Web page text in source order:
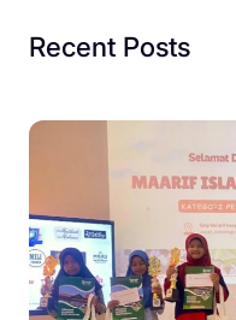
Recent Posts